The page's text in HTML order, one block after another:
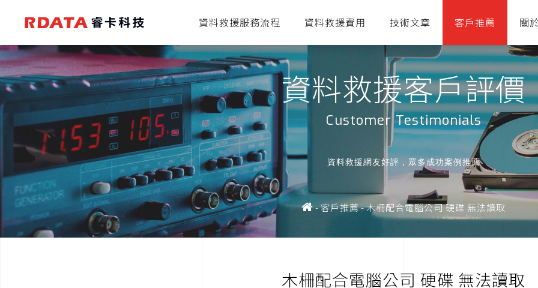
資料救援服務流程 資料救援費用 技術文章 客戶推薦 關
資料救援客戶評價
Customer Testimonials
資料救援網友好評，眾多成功案例推薦
-客戶推薦-木柵配合電腦公司 硬碟 無法讀取
木柵配合電腦公司 硬碟 無法讀取